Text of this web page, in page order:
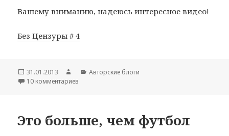
Вашему вниманию, надеюсь интересное видео!
Без Цензуры # 4
Опубликовано
31.01.2013 АвторРубрики
Авторские блоги
10 комментариев
Это больше, чем футбол